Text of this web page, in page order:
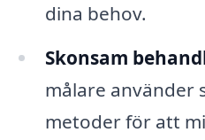
dina behov.
Skonsam
målare använder
metoder för att